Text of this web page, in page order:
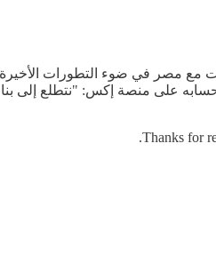
مع مصر في ضوء التطورات الأخيرة
على منصة إكس: "نتطلع إلى
Thanks for